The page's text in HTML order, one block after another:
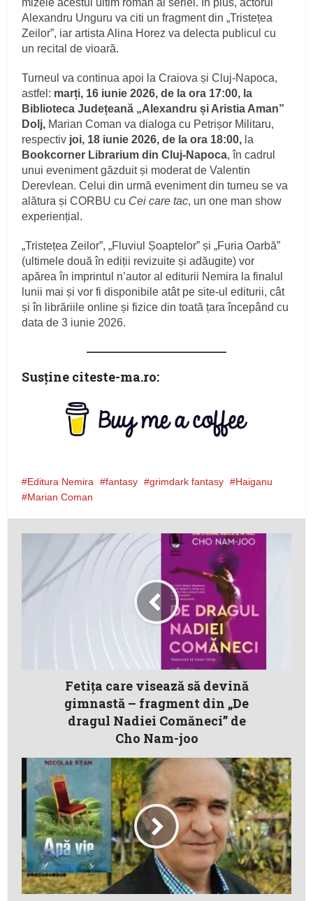
mizele acestui ultim roman al seriei. În plus, actorul
Alexandru Unguru va citi un fragment din „Tristețea
Zeilor”, iar artista Alina Horez va delecta publicul cu
un recital de vioară.
Turneul va continua apoi la Craiova și Cluj-Napoca,
astfel: marți, 16 iunie 2026, de la ora 17:00, la
Biblioteca Județeană „Alexandru și Aristia Aman”
Dolj, Marian Coman va dialoga cu Petrișor Militaru,
respectiv joi, 18 iunie 2026, de la ora 18:00, la
Bookcorner Librarium din Cluj-Napoca, în cadrul
unui eveniment găzduit și moderat de Valentin
Derevlean. Celui din urmă eveniment din turneu se va
alătura și CORBU cu Cei care tac, un one man show
experiențial.
„Tristețea Zeilor”, „Fluviul Șoaptelor” și „Furia Oarbă”
(ultimele două în ediții revizuite și adăugite) vor
apărea în imprintul n’autor al editurii Nemira la finalul
lunii mai și vor fi disponibile atât pe site-ul editurii, cât
și în librăriile online și fizice din toată țara începând cu
data de 3 iunie 2026.
Susţine citeste-ma.ro:
Editura Nemira fantasy grimdark fantasy
Haiganu
Marian Coman
Fetiţa care visează să devină
gimnastă – fragment din „De
dragul Nadiei Comăneci” de
Cho Nam-joo